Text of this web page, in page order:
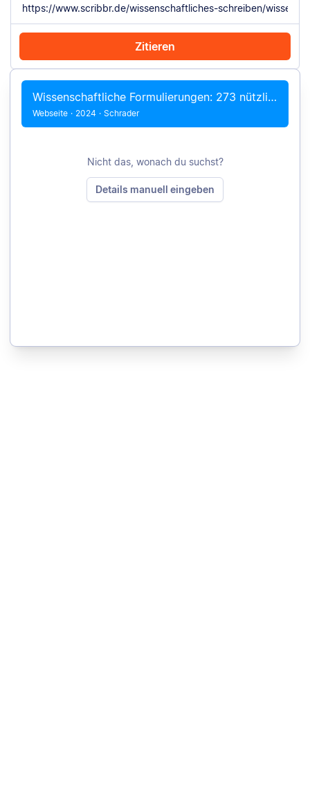
Zitieren
Mit Chrome zitieren Manuell zitieren
Wissenschaftliche Formulierungen: 273 nützliche Redemittel
Webseite · 2024 · Schrader
Nicht das, wonach du suchst?
Details manuell eingeben